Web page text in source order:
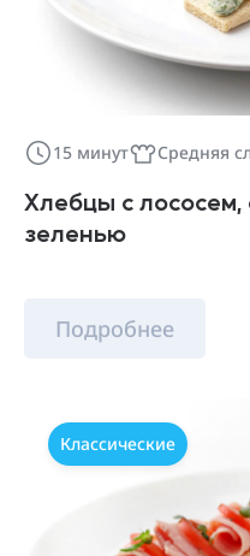
15 минут Средняя
Хлебцы с
зеленью
Подробнее
Классические